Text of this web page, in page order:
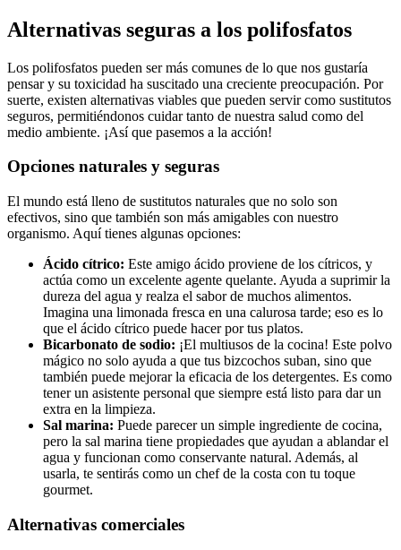
Alternativas ‍seguras ⁤a los polifosfatos
Los polifosfatos pueden ser más comunes de lo que nos ‌gustaría
pensar y⁤ su toxicidad ha suscitado ⁤una creciente ⁢preocupación. ‍Por
suerte, existen alternativas viables⁤ que pueden servir como sustitutos
⁣seguros,⁤ permitiéndonos cuidar⁢ tanto ⁤de nuestra salud como del
medio ambiente.‍ ¡Así que ⁣pasemos⁢ a​ la acción!
Opciones naturales y seguras
El​ mundo está⁣ lleno ‌de sustitutos naturales ⁤que ​no solo son
efectivos, sino que⁣ también son⁢ más​ amigables con‍ nuestro
organismo. Aquí tienes algunas opciones:
Ácido cítrico: Este ‌amigo ácido proviene de los cítricos, y
actúa como un ‍excelente agente quelante. ‍Ayuda a suprimir la
dureza ​del ‍agua⁤ y realza ⁤el sabor de muchos alimentos.
Imagina ⁣una⁢ limonada fresca en una calurosa tarde; eso es lo
que​ el ácido cítrico ⁤puede ​hacer por tus platos.
Bicarbonato de​ sodio: ​¡El multiusos⁣ de la cocina! Este‌ polvo
mágico no ⁢solo ayuda a que tus bizcochos suban,‍ sino⁤ que
también⁤ puede mejorar la eficacia de los ⁣detergentes. Es ​como
tener un asistente personal que siempre ‌está listo para ⁢dar un
extra‌ en la limpieza.
Sal marina: Puede ⁢parecer un simple ingrediente de‍ cocina,
pero la sal marina tiene ⁢propiedades que ayudan a ablandar el
agua y ‌funcionan como conservante natural. Además, al‌
usarla, ‌te sentirás como un chef de la ‍costa con tu toque
gourmet.
Alternativas comerciales